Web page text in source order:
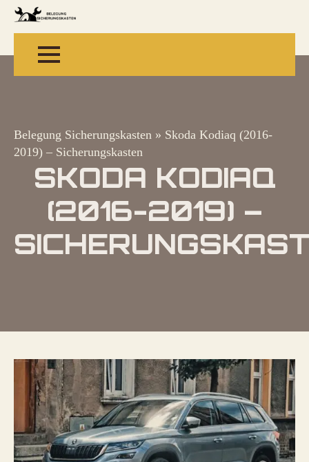
Belegung Sicherungskasten » Skoda Kodiaq (2016-
2019) – Sicherungskasten
SKODA KODIAQ
(2016-2019) –